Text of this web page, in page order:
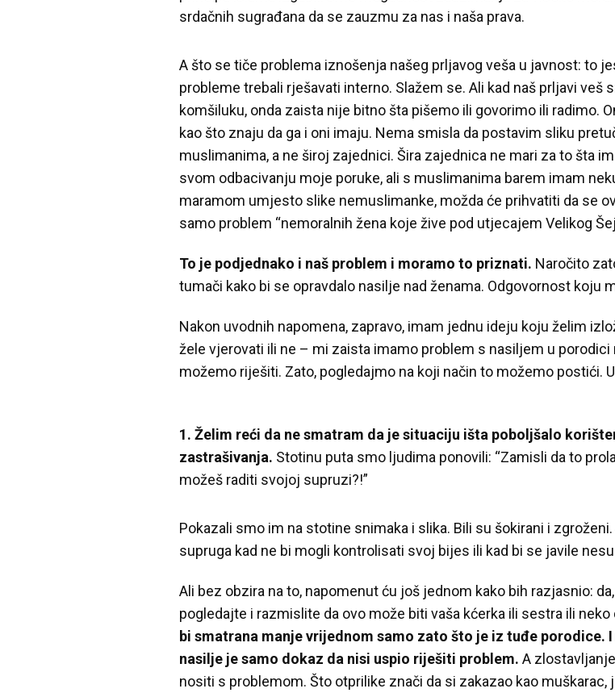
srdačnih sugrađana da se zauzmu za nas i naša prava.
A što se tiče problema iznošenja našeg prljavog veša u javnost: to
probleme trebali rješavati interno. Slažem se. Ali kad naš prljavi
komšiluku, onda zaista nije bitno šta pišemo ili govorimo ili radimo.
kao što znaju da ga i oni imaju. Nema smisla da postavim sliku
muslimanima, a ne široj zajednici. Šira zajednica ne mari za to šta
svom odbacivanju moje poruke, ali s muslimanima barem imam
maramom umjesto slike nemuslimanke, možda će prihvatiti da se
samo problem “nemoralnih žena koje žive pod utjecajem Velikog
To je podjednako i naš problem i moramo to priznati. Naročito
tumači kako bi se opravdalo nasilje nad ženama. Odgovornost koju
Nakon uvodnih napomena, zapravo, imam jednu ideju koju želim
žele vjerovati ili ne – mi zaista imamo problem s nasiljem u
možemo riješiti. Zato, pogledajmo na koji način to možemo postići.
1. Želim reći da ne smatram da je situaciju išta poboljšalo
zastrašivanja. Stotinu puta smo ljudima ponovili: “Zamisli da to
možeš raditi svojoj supruzi?!”
Pokazali smo im na stotine snimaka i slika. Bili su šokirani i
supruga kad ne bi mogli kontrolisati svoj bijes ili kad bi se javile
Ali bez obzira na to, napomenut ću još jednom kako bih razjasnio:
pogledajte i razmislite da ovo može biti vaša kćerka ili sestra ili neko
bi smatrana manje vrijednom samo zato što je iz tuđe porodice.
nasilje je samo dokaz da nisi uspio riješiti problem. A
nositi s problemom. Što otprilike znači da si zakazao kao